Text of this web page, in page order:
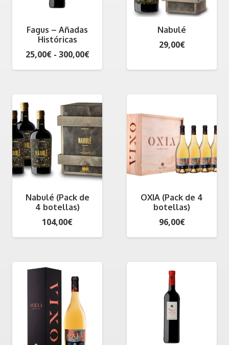
Fagus – Añadas
Históricas
25,00€ - 300,00€Rango
de
25,00€
hasta
300,00€
Nabulé
29,00€
Nabulé (Pack de
4 botellas)
104,00€
OXIA (Pack de 4
botellas)
96,00€